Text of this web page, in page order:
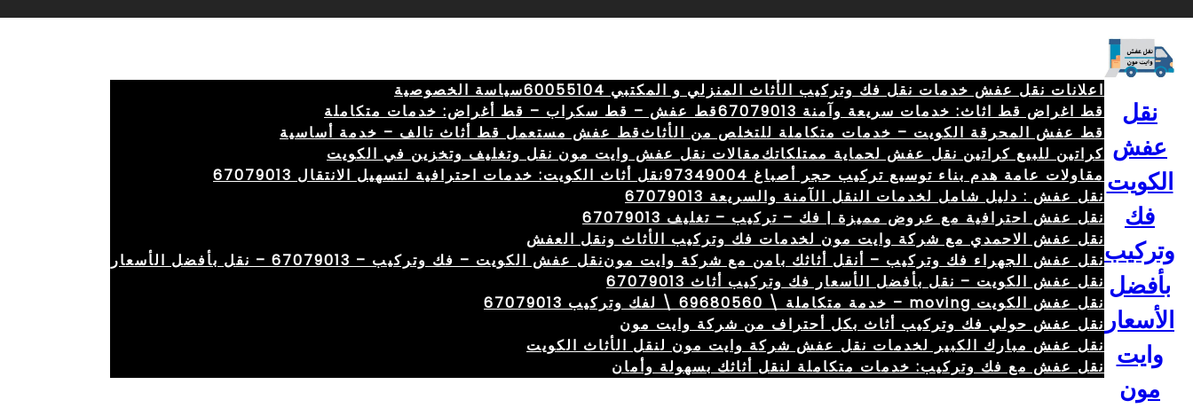
المحتوى
نقل
عفش
الكويت
فك
وتركيب
بأفضل
الأسعار
وايت
مون
اعلانات نقل عفش خدمات نقل فك وتركيب الأثاث المنزلي و المكتبي 60055104
سياسة الخصوصية
قط اغراض قط اثاث: خدمات سريعة وآمنة 67079013
قط عفش – قط سكراب – قط أغراض: خدمات متكاملة
قط عفش المحرقة الكويت – خدمات متكاملة للتخلص من الأثاثقط عفش مستعمل قط أثاث تالف – خدمة أساسية
كراتين للبيع كراتين نقل عفش لحماية ممتلكاتكمقالات نقل عفش وايت مون نقل وتغليف وتخزين في الكويت
مقاولات عامة هدم بناء توسيع تركيب حجر أصباغ 97349004
نقل أثاث الكويت: خدمات احترافية لتسهيل الانتقال 67079013
نقل عفش : دليل شامل لخدمات النقل الآمنة والسريعة 67079013
نقل عفش احترافية مع عروض مميزة | فك – تركيب – تغليف 67079013
نقل عفش الاحمدي مع شركة وايت مون لخدمات فك وتركيب الأثاث ونقل العفش
نقل عفش الجهراء فك وتركيب – أنقل أثاثك بامن مع شركة وايت موننقل عفش الكويت – فك وتركيب – 67079013 – نقل بأفضل الأسعار
نقل عفش الكويت – نقل بأفضل الأسعار فك وتركيب أثاث 67079013
نقل عفش الكويت moving – خدمة متكاملة \ 69680560 \ لفك وتركيب 67079013
نقل عفش حولي فك وتركيب أثاث بكل أحتراف من شركة وايت مون
نقل عفش مبارك الكبير لخدمات نقل عفش شركة وايت مون لنقل الأثاث الكويت
نقل عفش مع فك وتركيب: خدمات متكاملة لنقل أثاثك بسهولة وأمان